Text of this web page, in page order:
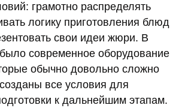
грамотно распределять
логику приготовления блюд
свои идеи жюри. В
современное оборудование
обычно довольно сложно
все условия для
к дальнейшим этапам.